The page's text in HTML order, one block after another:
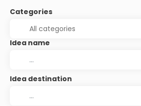
Categories
Idea name
Idea destination